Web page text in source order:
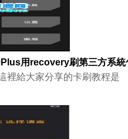
用recovery刷第三方系統
裡給大家分享的卡刷教程是